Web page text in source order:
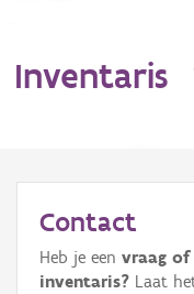
Inventaris
Erfgoedobject
Contact
Heb je een vraag of
inventaris? Laat